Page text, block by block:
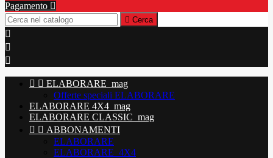
Pagamento 
 Cerca



  ELABORARE_mag
Offerte speciali ELABORARE
ELABORARE 4X4_mag
ELABORARE CLASSIC_mag
  ABBONAMENTI
ELABORARE
ELABORARE_4X4